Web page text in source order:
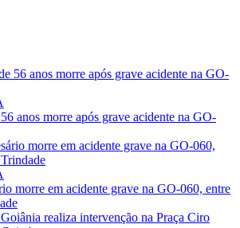
anos morre após grave acidente na GO-
morre em acidente grave na GO-060, entre